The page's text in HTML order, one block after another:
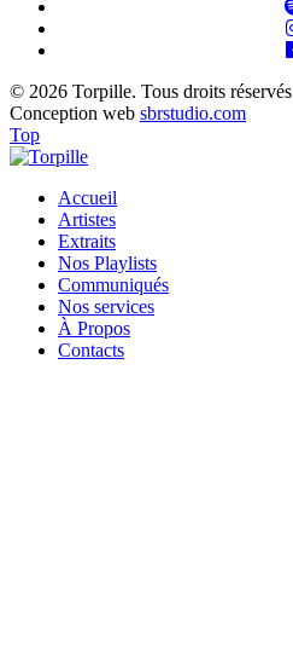
© 2026 Torpille. Tous droits réservés
Conception web sbrstudio.com
Top
Accueil
Artistes
Extraits
Nos Playlists
Communiqués
Nos services
À Propos
Contacts